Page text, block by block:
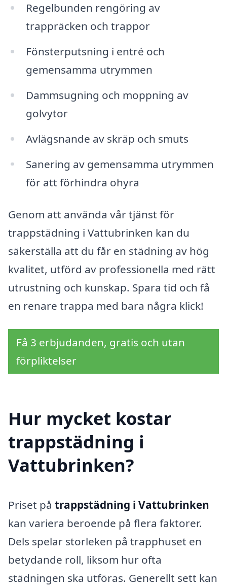
Regelbunden rengöring av
trappräcken och trappor
Fönsterputsning i entré och
gemensamma utrymmen
Dammsugning och moppning av
golvytor
Avlägsnande av skräp och smuts
Sanering av gemensamma utrymmen
för att förhindra ohyra
Genom att använda vår tjänst för
trappstädning i Vattubrinken kan du
säkerställa att du får en städning av hög
kvalitet, utförd av professionella med rätt
utrustning och kunskap. Spara tid och få
en renare trappa med bara några klick!
Få 3 erbjudanden, gratis och utan
förpliktelser
Hur mycket kostar
trappstädning i
Vattubrinken?
Priset på trappstädning i Vattubrinken
kan variera beroende på flera faktorer.
Dels spelar storleken på trapphuset en
betydande roll, liksom hur ofta
städningen ska utföras. Generellt sett kan